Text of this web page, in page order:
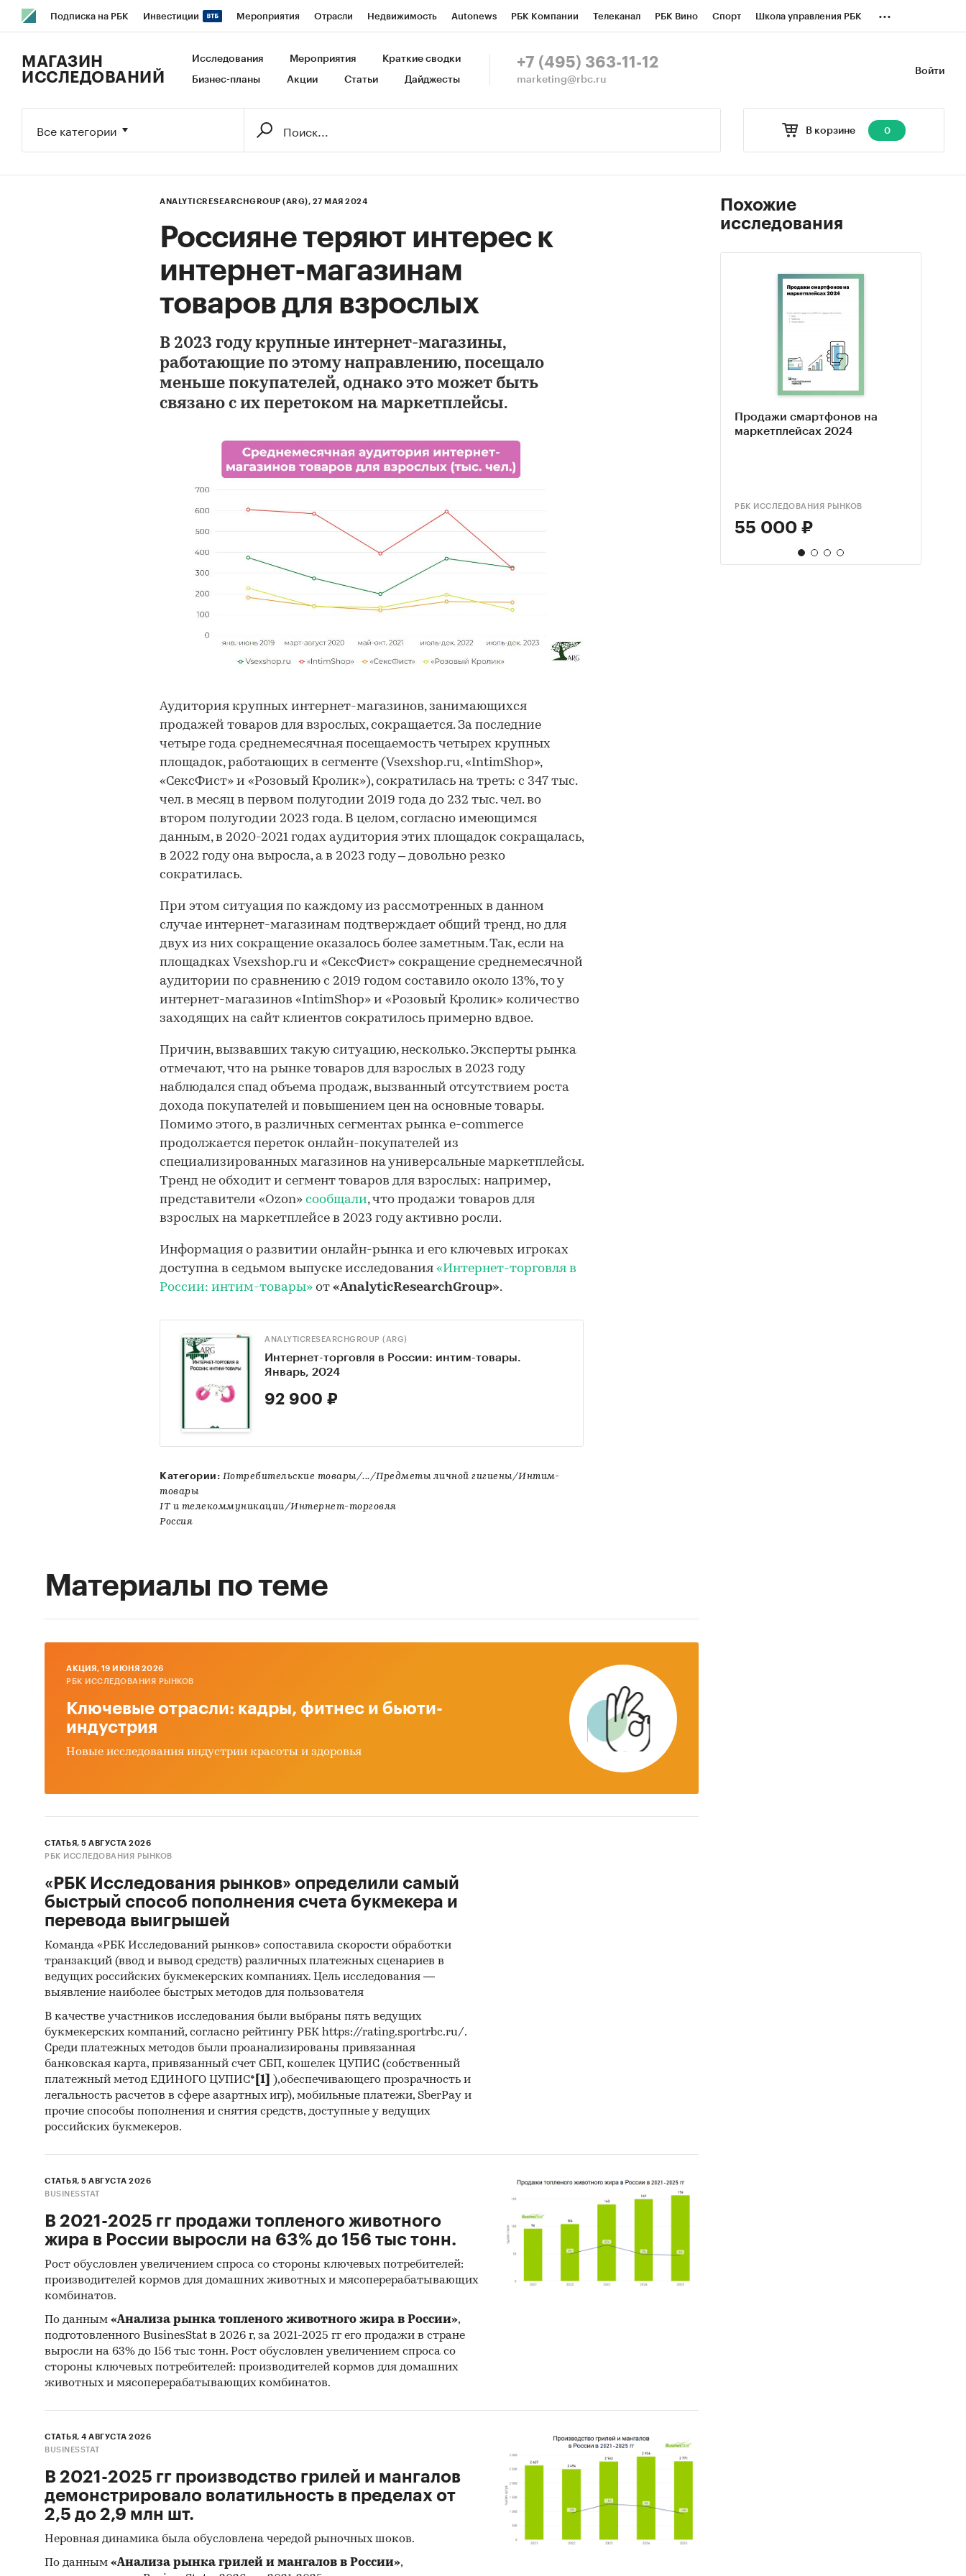
Подписка на РБК Инвестиции Мероприятия Отрасли Недвижимость Autonews РБК Компании Телеканал РБК Вино Спорт Школа управления РБК
Исследования Кредитные рейтинги Франшизы Газета Спецпроекты СПб Конференции СПб Спецпроекты
...
Войти
МАГАЗИН
ИССЛЕДОВАНИЙ
Исследования Мероприятия Краткие сводки
Бизнес-планы Акции Статьи Дайджесты
+7 (495) 363-11-12
marketing@rbc.ru
В корзине 0
Все категории
ANALYTICRESEARCHGROUP (ARG), 27 МАЯ 2024
Россияне теряют интерес к
интернет-магазинам
товаров для взрослых
В 2023 году крупные интернет-магазины,
работающие по этому направлению, посещало
меньше покупателей, однако это может быть
связано с их перетоком на маркетплейсы.
Аудитория крупных интернет-магазинов, занимающихся
продажей товаров для взрослых, сокращается. За последние
четыре года среднемесячная посещаемость четырех крупных
площадок, работающих в сегменте (Vsexshop.ru, «IntimShop»,
«СексФист» и «Розовый Кролик»), сократилась на треть: с 347 тыс.
чел. в месяц в первом полугодии 2019 года до 232 тыс. чел. во
втором полугодии 2023 года. В целом, согласно имеющимся
данным, в 2020-2021 годах аудитория этих площадок сокращалась,
в 2022 году она выросла, а в 2023 году – довольно резко
сократилась.
При этом ситуация по каждому из рассмотренных в данном
случае интернет-магазинам подтверждает общий тренд, но для
двух из них сокращение оказалось более заметным. Так, если на
площадках Vsexshop.ru и «СексФист» сокращение среднемесячной
аудитории по сравнению с 2019 годом составило около 13%, то у
интернет-магазинов «IntimShop» и «Розовый Кролик» количество
заходящих на сайт клиентов сократилось примерно вдвое.
Причин, вызвавших такую ситуацию, несколько. Эксперты рынка
отмечают, что на рынке товаров для взрослых в 2023 году
наблюдался спад объема продаж, вызванный отсутствием роста
дохода покупателей и повышением цен на основные товары.
Помимо этого, в различных сегментах рынка e-commerce
продолжается переток онлайн-покупателей из
специализированных магазинов на универсальные маркетплейсы.
Тренд не обходит и сегмент товаров для взрослых: например,
представители «Ozon» сообщали, что продажи товаров для
взрослых на маркетплейсе в 2023 году активно росли.
Информация о развитии онлайн-рынка и его ключевых игроках
доступна в седьмом выпуске исследования «Интернет-торговля в
России: интим-товары» от «AnalyticResearchGroup».
ANALYTICRESEARCHGROUP (ARG)
Интернет-торговля в России: интим-товары.
Январь, 2024
92 900 ₽
Категории: Потребительские товары/.../Предметы личной гигиены/Интим-
товары
IT и телекоммуникации/Интернет-торговля
Россия
Похожие
исследования
Продажи смартфонов на
маркетплейсах 2024
РБК ИССЛЕДОВАНИЯ РЫНКОВ
55 000 ₽
Материалы по теме
AКЦИЯ, 19 ИЮНЯ 2026
РБК ИССЛЕДОВАНИЯ РЫНКОВ
Ключевые отрасли: кадры, фитнес и бьюти-
индустрия
Новые исследования индустрии красоты и здоровья
СТАТЬЯ, 5 АВГУСТА 2026
РБК ИССЛЕДОВАНИЯ РЫНКОВ
«РБК Исследования рынков» определили самый
быстрый способ пополнения счета букмекера и
перевода выигрышей
Команда «РБК Исследований рынков» сопоставила скорости обработки
транзакций (ввод и вывод средств) различных платежных сценариев в
ведущих российских букмекерских компаниях. Цель исследования —
выявление наиболее быстрых методов для пользователя
В качестве участников исследования были выбраны пять ведущих
букмекерских компаний, согласно рейтингу РБК https://rating.sportrbc.ru/.
Среди платежных методов были проанализированы привязанная
банковская карта, привязанный счет СБП, кошелек ЦУПИС (собственный
платежный метод ЕДИНОГО ЦУПИС* [1]
),обеспечивающего прозрачность и
легальность расчетов в сфере азартных игр), мобильные платежи, SberPay и
прочие способы пополнения и снятия средств, доступные у ведущих
российских букмекеров.
СТАТЬЯ, 5 АВГУСТА 2026
BUSINESSTAT
В 2021-2025 гг продажи топленого животного
жира в России выросли на 63% до 156 тыс тонн.
Рост обусловлен увеличением спроса со стороны ключевых потребителей:
производителей кормов для домашних животных и мясоперерабатывающих
комбинатов.
По данным «Анализа рынка топленого животного жира в России»,
подготовленного BusinesStat в 2026 г, за 2021-2025 гг его продажи в стране
выросли на 63% до 156 тыс тонн. Рост обусловлен увеличением спроса со
стороны ключевых потребителей: производителей кормов для домашних
животных и мясоперерабатывающих комбинатов.
СТАТЬЯ, 4 АВГУСТА 2026
BUSINESSTAT
В 2021-2025 гг производство грилей и мангалов
демонстрировало волатильность в пределах от
2,5 до 2,9 млн шт.
Неровная динамика была обусловлена чередой рыночных шоков.
По данным «Анализа рынка грилей и мангалов в России»,